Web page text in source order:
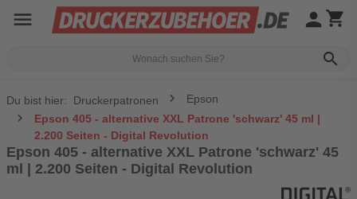
menu
search
person shopping_cart
Du bist hier: Druckerpatronen
Epson
Epson 405 - alternative XXL Patrone 'schwarz' 45 ml |
2.200 Seiten - Digital Revolution
Epson 405 - alternative XXL Patrone 'schwarz' 45
ml | 2.200 Seiten - Digital Revolution